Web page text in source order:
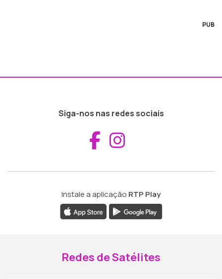
PUB
Siga-nos nas redes sociais
Aceder ao
Instale a aplicação RTP Play
Redes de Satélites